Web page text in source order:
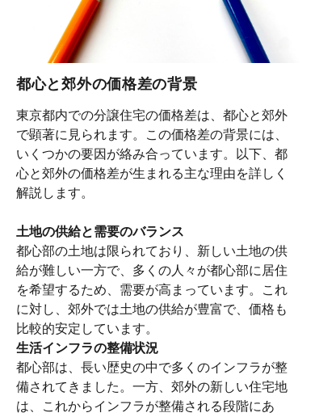
都心と郊外の価格差の背景
東京都内での分譲住宅の価格差は、都心と郊外
で顕著に見られます。この価格差の背景には、
いくつかの要因が絡み合っています。以下、都
心と郊外の価格差が生まれる主な理由を詳しく
解説します。
土地の供給と需要のバランス
都心部の土地は限られており、新しい土地の供
給が難しい一方で、多くの人々が都心部に居住
を希望するため、需要が高まっています。これ
に対し、郊外では土地の供給が豊富で、価格も
比較的安定しています。
生活インフラの整備状況
都心部は、長い歴史の中で多くのインフラが整
備されてきました。一方、郊外の新しい住宅地
は、これからインフラが整備される段階にあ